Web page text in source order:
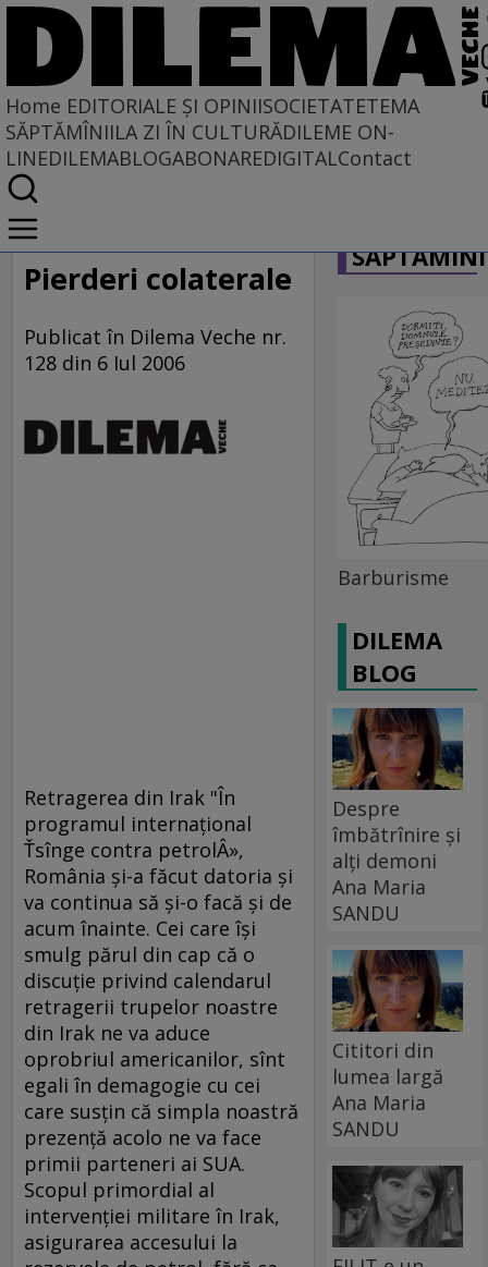
Home EDITORIALE ȘI OPINIISOCIETATETEMA
SĂPTĂMÎNIILA ZI ÎN CULTURĂDILEME ON-
LINEDILEMABLOGABONAREDIGITALContact
Home
EDITORIALE ȘI OPINII
PE CE LUME TRĂIM
Pierderi colaterale
Publicat în Dilema Veche nr.
128 din 6 Iul 2006
Retragerea din Irak "În
programul internaţional
Ťsînge contra petrolÂ»,
România şi-a făcut datoria şi
va continua să şi-o facă şi de
acum înainte. Cei care îşi
smulg părul din cap că o
discuţie privind calendarul
retragerii trupelor noastre
din Irak ne va aduce
oprobriul americanilor, sînt
egali în demagogie cu cei
care susţin că simpla noastră
prezenţă acolo ne va face
primii parteneri ai SUA.
Scopul primordial al
intervenţiei militare în Irak,
asigurarea accesului la
Barburisme
DILEMA
BLOG
Despre
îmbătrînire și
alți demoni
Ana Maria
SANDU
Cititori din
lumea largă
Ana Maria
SANDU